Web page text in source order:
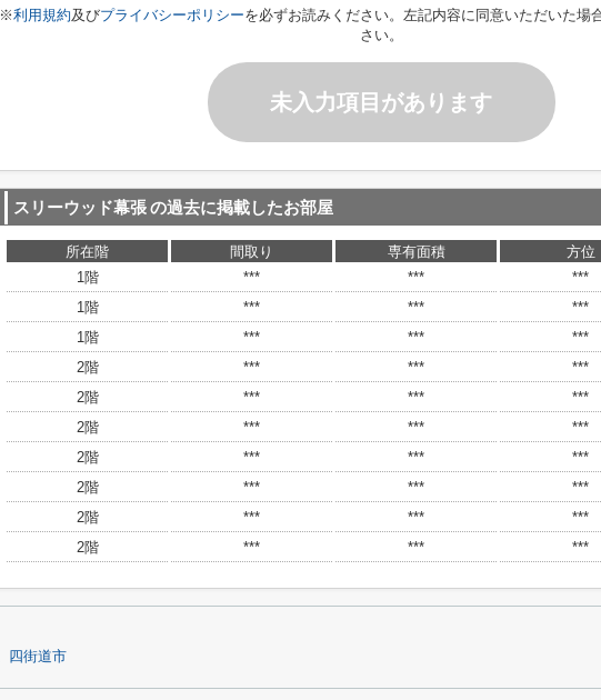
※利用規約及びプライバシーポリシーを必ずお読みください。左記内容に同意いただいた場
さい。
未入力項目があります
スリーウッド幕張の過去に掲載したお部屋
所在階 間取り 専有面積 方位
1階
*** *** ***
1階
*** *** ***
1階
*** *** ***
2階
*** *** ***
2階
*** *** ***
2階
*** *** ***
2階
*** *** ***
2階
*** *** ***
2階
*** *** ***
2階
*** *** ***
四街道市